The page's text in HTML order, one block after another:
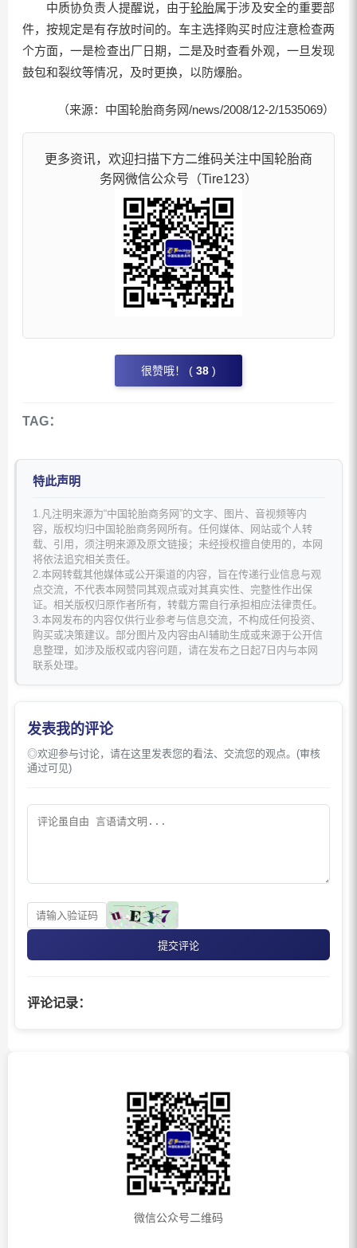
中质协负责人提醒说，由于轮胎属于涉及安全的重要部
件，按规定是有存放时间的。车主选择购买时应注意检查两
个方面，一是检查出厂日期，二是及时查看外观，一旦发现
鼓包和裂纹等情况，及时更换，以防爆胎。
（来源：中国轮胎商务网/news/2008/12-2/1535069）
更多资讯，欢迎扫描下方二维码关注中国轮胎商
务网微信公众号（Tire123）
很赞哦！ ( 38 )
TAG：
特此声明
1.凡注明来源为“中国轮胎商务网”的文字、图片、音视频等内
容，版权均归中国轮胎商务网所有。任何媒体、网站或个人转
载、引用，须注明来源及原文链接；未经授权擅自使用的，本网
将依法追究相关责任。
2.本网转载其他媒体或公开渠道的内容，旨在传递行业信息与观
点交流，不代表本网赞同其观点或对其真实性、完整性作出保
证。相关版权归原作者所有，转载方需自行承担相应法律责任。
3.本网发布的内容仅供行业参考与信息交流，不构成任何投资、
购买或决策建议。部分图片及内容由AI辅助生成或来源于公开信
息整理，如涉及版权或内容问题，请在发布之日起7日内与本网
联系处理。
发表我的评论
◎欢迎参与讨论，请在这里发表您的看法、交流您的观点。(审核
通过可见)
提交评论
评论记录：
微信公众号二维码